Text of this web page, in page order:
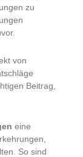
zu
von
Beitrag,
eine
So sind